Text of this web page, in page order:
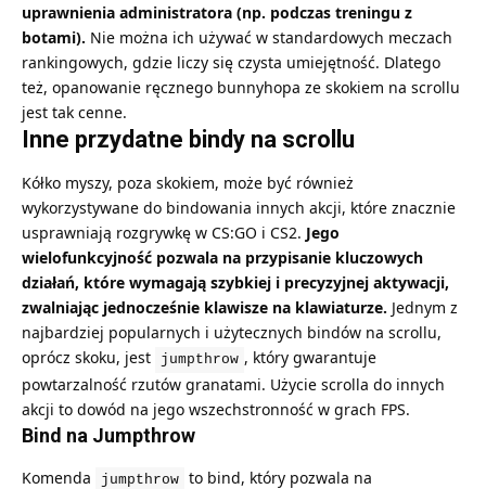
uprawnienia administratora (np. podczas treningu z
botami). Nie można ich używać w standardowych meczach
rankingowych, gdzie liczy się czysta umiejętność. Dlatego
też, opanowanie ręcznego bunnyhopa ze skokiem na scrollu
jest tak cenne.
Inne przydatne bindy na scrollu
Kółko myszy, poza skokiem, może być również
wykorzystywane do bindowania innych akcji, które znacznie
usprawniają rozgrywkę w CS:GO i CS2. Jego
wielofunkcyjność pozwala na przypisanie kluczowych
działań, które wymagają szybkiej i precyzyjnej aktywacji,
zwalniając jednocześnie klawisze na klawiaturze. Jednym z
najbardziej popularnych i użytecznych bindów na scrollu,
oprócz skoku, jest
jumpthrow , który gwarantuje
powtarzalność rzutów granatami. Użycie scrolla do innych
akcji to dowód na jego wszechstronność w grach FPS.
Bind na Jumpthrow
Komenda jumpthrow
to bind, który pozwala na